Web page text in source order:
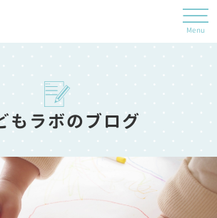
もラボのブログ